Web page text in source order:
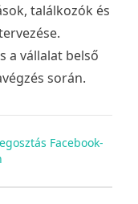
találkozók és
a vállalat belső
során.
Facebook-